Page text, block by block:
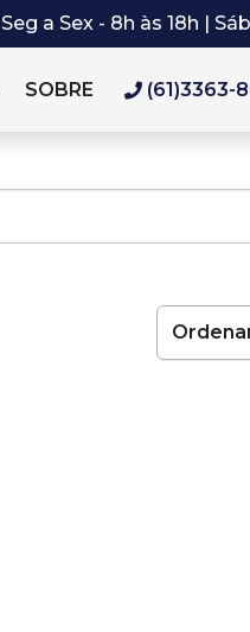
Seg a Sex - 8h às 18h |
SOBRE (61)3363-